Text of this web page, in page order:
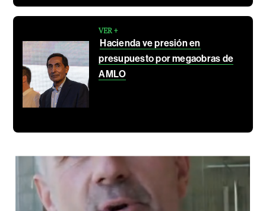
VER +
Hacienda ve presión en
presupuesto por megaobras de
AMLO